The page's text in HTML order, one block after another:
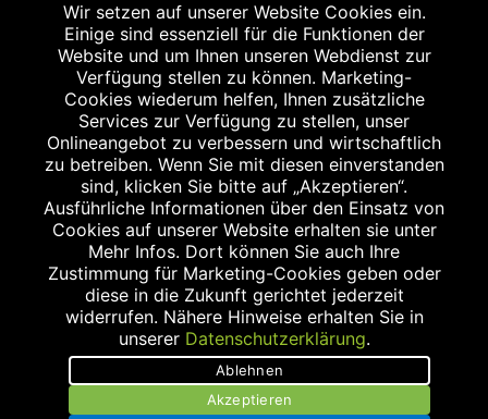
Abgabe in haushaltsüblichen Mengen, solange der Vorrat reicht. Für Druck-
und Satzfehler keine Haftung.
Zu Risiken und Nebenwirkungen lesen Sie die Packungsbeilage und fragen
Sie Ihren Arzt oder Apotheker.
Angabe nach der deutschen Arzneimitteltaxe Apothekenerstattungspreis
(AEP). Der AEP ist keine unverbindliche Preisempfehlung der Hersteller. Der
AEP ist ein von den Apotheken in Ansatz gebrachter Preis für rezeptfreie
Arzneimittel. Er entspricht in der Höhe dem für Apotheken verbindlichen
Abgabepreis, zu dem eine Apotheke in bestimmten Fällen (z.B. bei Kindern
unter 12 Jahren) das Produkt mit der gesetzlichen Krankenversicherung
abrechnet. Der AEP ist der allgemeine Erstattungspreis im Falle einer
Kostenübernahme durch die gesetzlichen Krankenkassen, vor Abzug eines
Zwangsrabattes (zur Zeit 5%) nach §130 Abs. 1 SGB V.
Unverbindliche Preisempfehlung des Herstellers (UVP).
powered by apovena.de
Wir setzen auf unserer Website Cookies ein.
Einige sind essenziell für die Funktionen der
Website und um Ihnen unseren Webdienst zur
Verfügung stellen zu können. Marketing-
Cookies wiederum helfen, Ihnen zusätzliche
Services zur Verfügung zu stellen, unser
Onlineangebot zu verbessern und wirtschaftlich
zu betreiben. Wenn Sie mit diesen einverstanden
sind, klicken Sie bitte auf „Akzeptieren“.
Ausführliche Informationen über den Einsatz von
Cookies auf unserer Website erhalten sie unter
Mehr Infos. Dort können Sie auch Ihre
Zustimmung für Marketing-Cookies geben oder
diese in die Zukunft gerichtet jederzeit
widerrufen. Nähere Hinweise erhalten Sie in
unserer Datenschutzerklärung.
Ablehnen
Akzeptieren